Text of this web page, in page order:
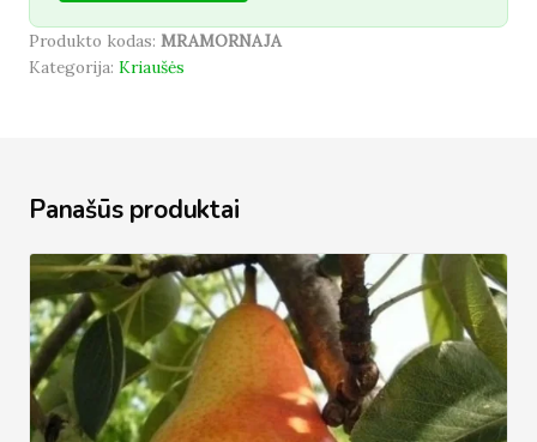
Produkto kodas: MRAMORNAJA
Kategorija: Kriaušės
Panašūs produktai